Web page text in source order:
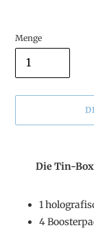
Menge
Die Tin-
1
4